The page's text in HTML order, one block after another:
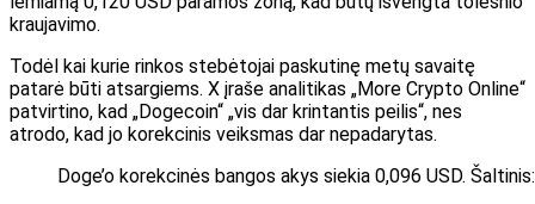
kraujavimo.
Todėl kai kurie rinkos stebėtojai paskutinę metų savaitę
patarė būti atsargiems. X įraše analitikas „More Crypto Online“
patvirtino, kad „Dogecoin“ „vis dar krintantis peilis“, nes
atrodo, kad jo korekcinis veiksmas dar nepadarytas.
Doge’o korekcinės bangos akys siekia 0,096 USD.